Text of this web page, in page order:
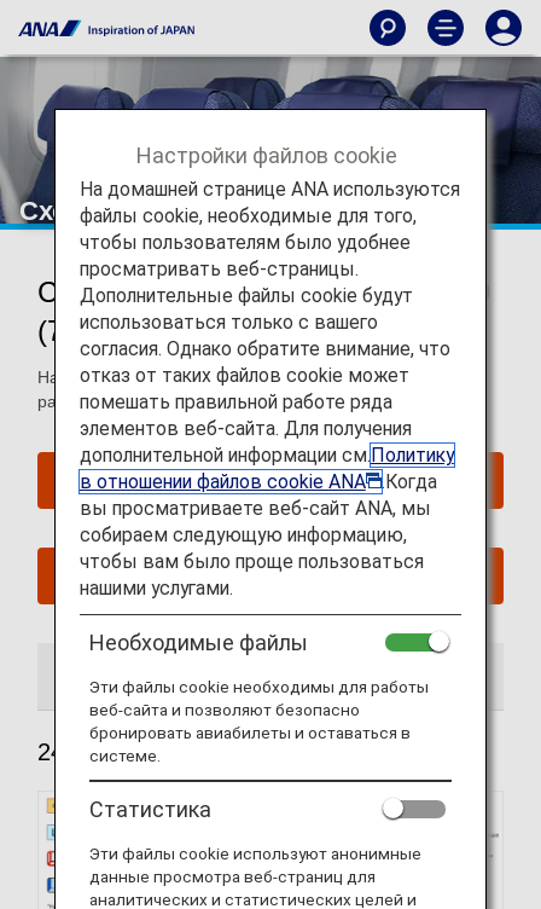
Схема рассадки для Boeing 787-9
Схема рассадки для Boeing 787-9
(789)
На этой странице вы найдете информацию о схеме
рассадки для самолета Boeing 787-9 (789).
Забронировать места
Забронируйте сейчас
246 места 215 места 206 места
246 места
Настройки файлов cookie
На домашней странице ANA используются
файлы cookie, необходимые для того,
чтобы пользователям было удобнее
просматривать веб-страницы.
Дополнительные файлы cookie будут
использоваться только с вашего
согласия. Однако обратите внимание, что
отказ от таких файлов cookie может
помешать правильной работе ряда
элементов веб-сайта. Для получения
дополнительной информации см.Политику
в отношении файлов cookie ANA
.Когда
вы просматриваете веб-сайт ANA, мы
собираем следующую информацию,
чтобы вам было проще пользоваться
нашими услугами.
Необходимые файлы
Эти файлы cookie необходимы для работы
веб-сайта и позволяют безопасно
бронировать авиабилеты и оставаться в
системе.
Статистика
Эти файлы cookie используют анонимные
данные просмотра веб-страниц для
аналитических и статистических целей и